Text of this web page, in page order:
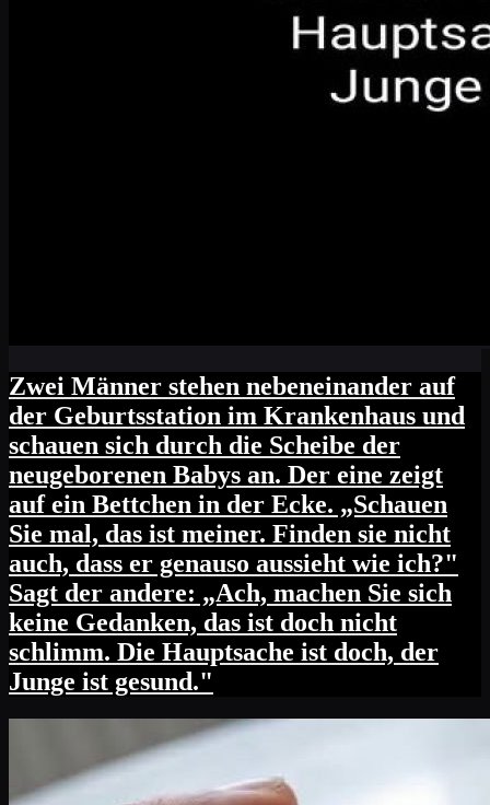
Zwei Männer stehen nebeneinander auf
der Geburtsstation im Krankenhaus und
schauen sich durch die Scheibe der
neugeborenen Babys an. Der eine zeigt
auf ein Bettchen in der Ecke. „Schauen
Sie mal, das ist meiner. Finden sie nicht
auch, dass er genauso aussieht wie ich?"
Sagt der andere: „Ach, machen Sie sich
keine Gedanken, das ist doch nicht
schlimm. Die Hauptsache ist doch, der
Junge ist gesund."